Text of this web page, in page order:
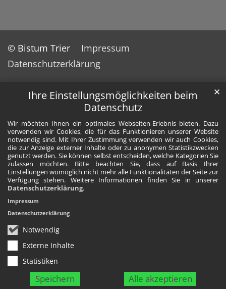
Ihre Einstellungsmöglichkeiten beim
Datenschutz
Wir möchten Ihnen ein optimales Webseiten-Erlebnis bieten. Dazu
verwenden wir Cookies, die für das Funktionieren unserer Website
notwendig sind. Mit Ihrer Zustimmung verwenden wir auch Cookies,
die zur Anzeige externer Inhalte oder zu anonymen Statistikzwecken
genutzt werden. Sie können selbst entscheiden, welche Kategorien Sie
zulassen möchten. Bitte beachten Sie, dass auf Basis Ihrer
Einstellungen womöglich nicht mehr alle Funktionalitäten der Seite zur
Verfügung stehen. Weitere Informationen finden Sie in unserer
Datenschutzerklärung.
Notwendig
Externe Inhalte
Statistiken
Speichern Alle akzeptieren
✕
Impressum
Datenschutzerklärung
© Bistum Trier
Impressum
Datenschutzerklärung